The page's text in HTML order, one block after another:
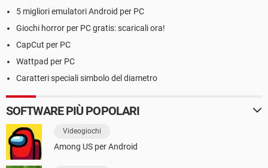
5 migliori emulatori Android per PC
Giochi horror per PC gratis: scaricali ora!
CapCut per PC
Wattpad per PC
Caratteri speciali simbolo del diametro
SOFTWARE PIÙ POPOLARI
Videogiochi
Among US per Android